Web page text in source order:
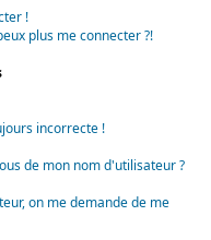
!
plus me connecter ?!
incorrecte !
de mon nom d'utilisateur ?
on me demande de me